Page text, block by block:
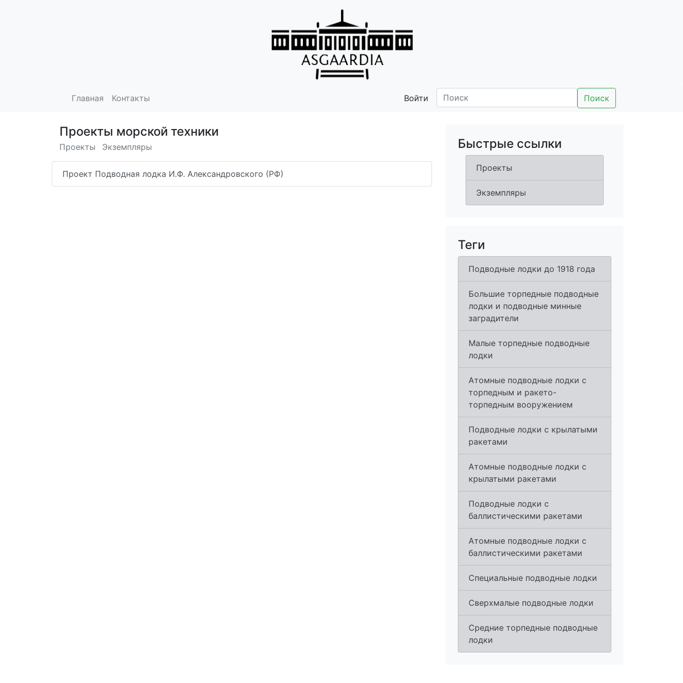
Главная Контакты Войти Поиск
Проекты морской техники
Проекты Экземпляры
Проект Подводная лодка И.Ф. Александровского (РФ)
Быстрые ссылки
Проекты
Экземпляры
Теги
Подводные лодки до 1918 года
Большие торпедные подводные
лодки и подводные минные
заградители
Малые торпедные подводные
лодки
Атомные подводные лодки с
торпедным и ракето-
торпедным вооружением
Подводные лодки с крылатыми
ракетами
Атомные подводные лодки с
крылатыми ракетами
Подводные лодки с
баллистическими ракетами
Атомные подводные лодки с
баллистическими ракетами
Специальные подводные лодки
Сверхмалые подводные лодки
Средние торпедные подводные
лодки